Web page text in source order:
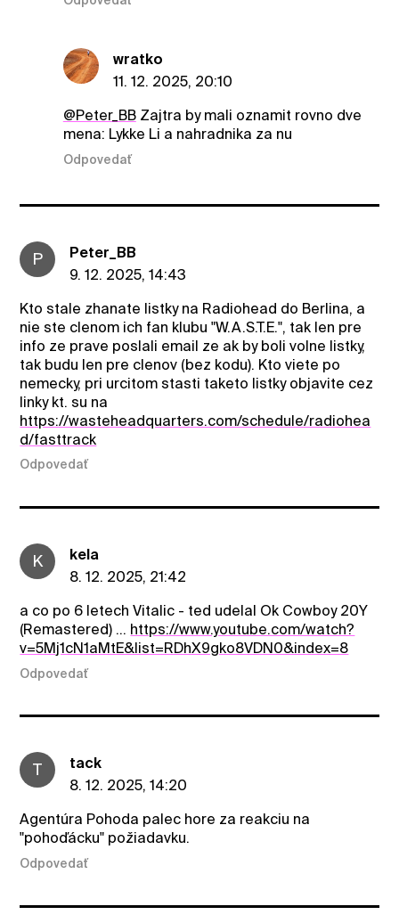
wratko
11. 12. 2025, 20:10
@Peter_BBZajtra by mali oznamit rovno dve
mena: Lykke Li a nahradnika za nu
Odpovedať
P
Peter_BB
9. 12. 2025, 14:43
Kto stale zhanate listky na Radiohead do Berlina, a
nie ste clenom ich fan klubu "W.A.S.T.E.", tak len pre
info ze prave poslali email ze ak by boli volne listky,
tak budu len pre clenov (bez kodu). Kto viete po
nemecky, pri urcitom stasti taketo listky objavite cez
linky kt. su na
https://wasteheadquarters.com/schedule/radiohea
d/fasttrack
Odpovedať
K
kela
8. 12. 2025, 21:42
a co po 6 letech Vitalic - ted udelal Ok Cowboy 20Y
(Remastered) ... https://www.youtube.com/watch?
v=5Mj1cN1aMtE&list=RDhX9gko8VDN0&index=8
Odpovedať
T
tack
8. 12. 2025, 14:20
Agentúra Pohoda palec hore za reakciu na
"pohoďácku" požiadavku.
Odpovedať